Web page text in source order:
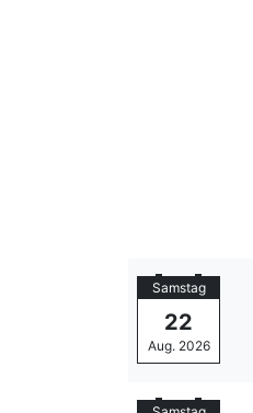
Samstag
22
Aug. 2026